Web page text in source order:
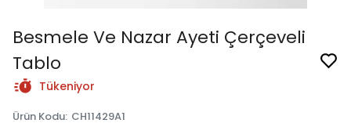
Besmele Ve Nazar Ayeti Çerçeveli
Tablo
Tükeniyor
Ürün Kodu: CH11429A1